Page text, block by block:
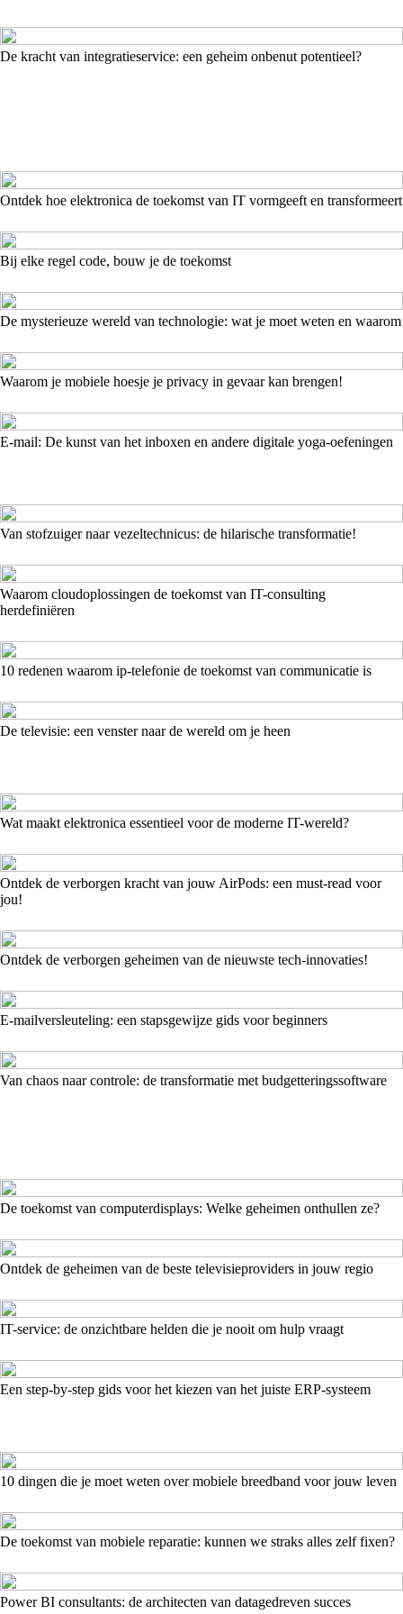
De kracht van integratieservice: een geheim onbenut potentieel?
Ontdek hoe elektronica de toekomst van IT vormgeeft en transformeert
Bij elke regel code, bouw je de toekomst
De mysterieuze wereld van technologie: wat je moet weten en waarom
Waarom je mobiele hoesje je privacy in gevaar kan brengen!
E-mail: De kunst van het inboxen en andere digitale yoga-oefeningen
Van stofzuiger naar vezeltechnicus: de hilarische transformatie!
Waarom cloudoplossingen de toekomst van IT-consulting
herdefiniëren
10 redenen waarom ip-telefonie de toekomst van communicatie is
De televisie: een venster naar de wereld om je heen
Wat maakt elektronica essentieel voor de moderne IT-wereld?
Ontdek de verborgen kracht van jouw AirPods: een must-read voor
jou!
Ontdek de verborgen geheimen van de nieuwste tech-innovaties!
E-mailversleuteling: een stapsgewijze gids voor beginners
Van chaos naar controle: de transformatie met budgetteringssoftware
De toekomst van computerdisplays: Welke geheimen onthullen ze?
Ontdek de geheimen van de beste televisieproviders in jouw regio
IT-service: de onzichtbare helden die je nooit om hulp vraagt
Een step-by-step gids voor het kiezen van het juiste ERP-systeem
10 dingen die je moet weten over mobiele breedband voor jouw leven
De toekomst van mobiele reparatie: kunnen we straks alles zelf fixen?
Power BI consultants: de architecten van datagedreven succes